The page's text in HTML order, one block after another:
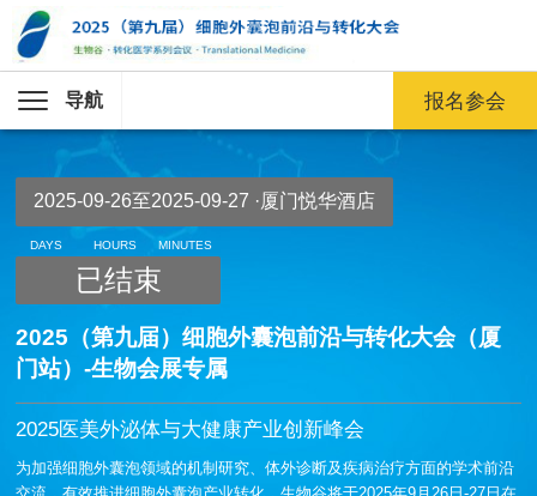
导航 报名参会
2025-09-26至2025-09-27 ·厦门悦华酒店
DAYS HOURS MINUTES
已结束
2025（第九届）细胞外囊泡前沿与转化大会（厦
门站）-生物会展专属
2025医美外泌体与大健康产业创新峰会
为加强细胞外囊泡领域的机制研究、体外诊断及疾病治疗方面的学术前沿